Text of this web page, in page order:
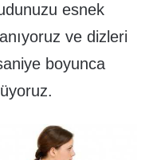
esnek
ve dizleri
boyunca